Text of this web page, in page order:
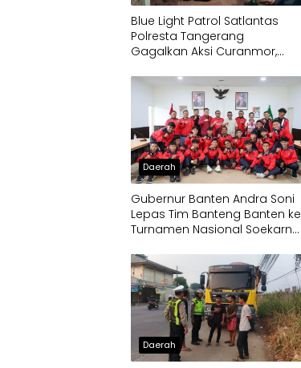
Blue Light Patrol Satlantas
Polresta Tangerang
Gagalkan Aksi Curanmor,
Daerah
Gubernur Banten Andra Soni
Lepas Tim Banteng Banten ke
Turnamen Nasional Soekarno
Daerah